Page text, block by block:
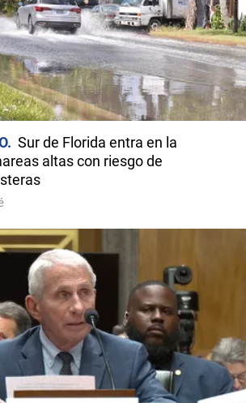
Sur de Florida entra en la
altas con riesgo de